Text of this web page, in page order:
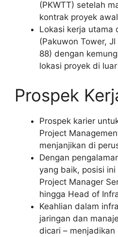
(PKWTT) setelah
kontrak proyek
Lokasi kerja utama
(Pakuwon Tower,
88) dengan
lokasi proyek di
Prospek
Prospek karier
Project
menjanjikan di
Dengan
yang baik, posisi
Project Manager
hingga Head of
Keahlian dalam
jaringan dan
dicari –